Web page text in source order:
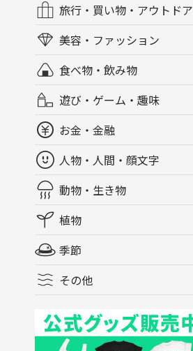
旅行・買い物・アウトドア
美容・ファッション
食べ物・飲み物
遊び・ゲーム・趣味
お金・金融
人物・人間・顔文字
動物・生き物
植物
季節
その他